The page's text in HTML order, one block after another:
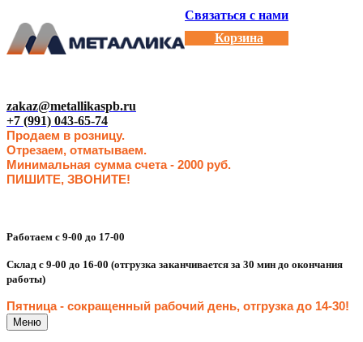
Связаться с нами
Корзина
zakaz@metallikaspb.ru
+7 (991) 043-65-74
Продаем в розницу.
Отрезаем, отматываем.
Минимальная сумма счета - 2000 руб.
ПИШИТЕ, ЗВОНИТЕ!
Работаем с 9-00 до 17-00
Склад с 9-00 до 16-00 (отгрузка заканчивается за 30 мин до окончания
работы)
Пятница - сокращенный рабочий день, отгрузка до 14-30!
Меню